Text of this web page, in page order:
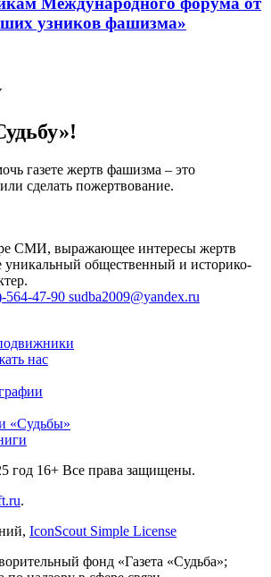
узников фашизма»
газете жертв фашизма – это
сделать пожертвование.
СМИ, выражающее интересы жертв
общественный и историко-
564-47-90 sudba2009@yandex.ru
нас
«Судьбы»
год 16+ Все права защищены.
.
IconScout Simple License
фонд «Газета «Судьба»;